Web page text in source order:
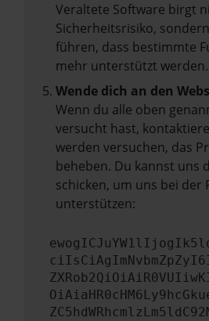
Veraltete Software birgt
Sicherheitsrisiko,
führen, dass bestimmte
mehr unterstützt werden.
Wende dich an den
Wenn du alle oben
versucht hast,
werden versuchen, das
beheben. Du kannst uns
schicken, um uns bei der
unterstützen: